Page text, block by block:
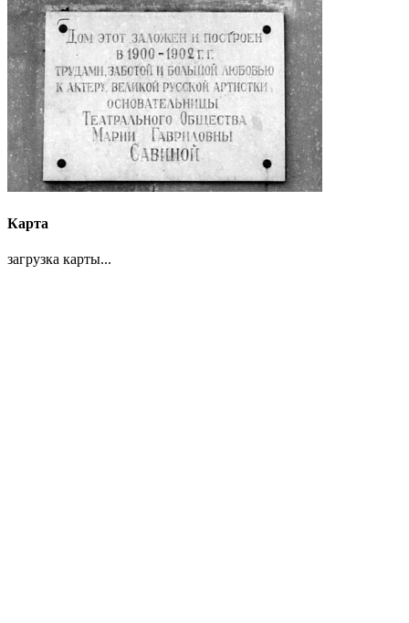
Карта
загрузка карты...